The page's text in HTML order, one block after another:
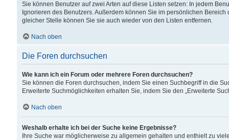
Sie können Benutzer auf zwei Arten auf diese Listen setzen: In jedem
Ignorieren des Benutzers. Außerdem können Sie im persönlichen
gleicher Stelle können Sie sie auch wieder von den Listen entfernen.
Nach oben
Die Foren durchsuchen
Wie kann ich ein Forum oder mehrere Foren durchsuchen?
Sie können die Foren durchsuchen, indem Sie einen Suchbegriff in die
Erweiterte Suchmöglichkeiten erhalten Sie, indem Sie den „Erweiterte
Nach oben
Weshalb erhalte ich bei der Suche keine Ergebnisse?
Ihre Suche war möglicherweise zu allgemein gehalten und enthielt zu